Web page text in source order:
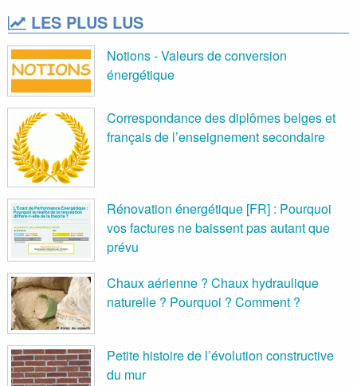
LES PLUS LUS
Notions - Valeurs de conversion
énergétique
Correspondance des diplômes belges et
français de l’enseignement secondaire
Rénovation énergétique [FR] : Pourquoi
vos factures ne baissent pas autant que
prévu
Chaux aérienne ? Chaux hydraulique
naturelle ? Pourquoi ? Comment ?
Petite histoire de l’évolution constructive
du mur